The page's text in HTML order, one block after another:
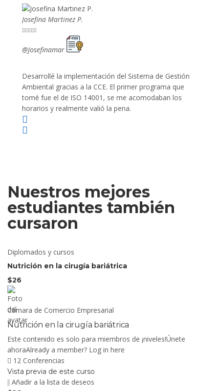
Josefina Martinez P.

@Josefinamar
Desarrollé la implementación del Sistema de Gestión
Ambiental gracias a la CCE. El primer programa que
tomé fue el de ISO 14001, se me acomodaban los
horarios y realmente valió la pena.
Nuestros mejores
estudiantes también
cursaron
Diplomados y cursos
Nutrición en la cirugía bariátrica
$26
Cámara de Comercio Empresarial
Nutrición en la cirugía bariátrica
Este contenido es solo para miembros de ¡niveles!Únete
ahoraAlready a member? Log in here
12 Conferencias
Vista previa de este curso
Añadir a la lista de deseos